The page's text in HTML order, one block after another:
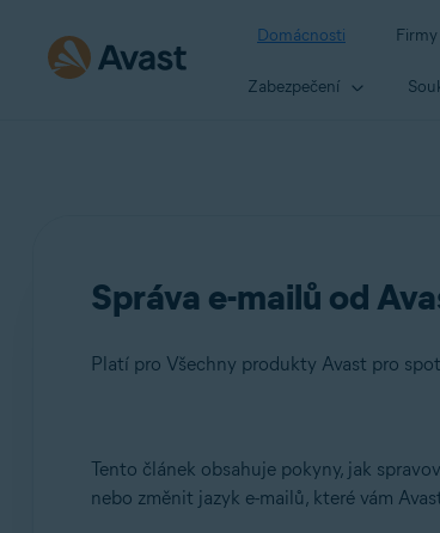
Domácnosti Firmy
Zabezpečení
Správa e-mailů od
Platí pro Všechny produkty Avast pro
Produkty:
Všechny produkty Avast pro spotřebitele
Tento článek obsahuje pokyny, jak
nebo změnit jazyk e-mailů, které vám